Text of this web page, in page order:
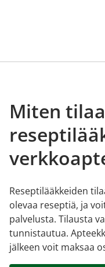
Miten
Reseptilääkkeiden
olevaa reseptiä, ja
palvelusta. Tilausta
tunnistautua.
jälkeen voit maksaa